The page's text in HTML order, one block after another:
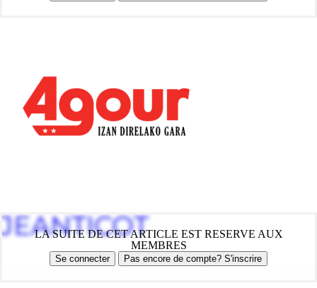
LA SUITE DE CET ARTICLE EST RESERVE AUX
MEMBRES
Se connecter Pas encore de compte? S'inscrire
JEANTICOT